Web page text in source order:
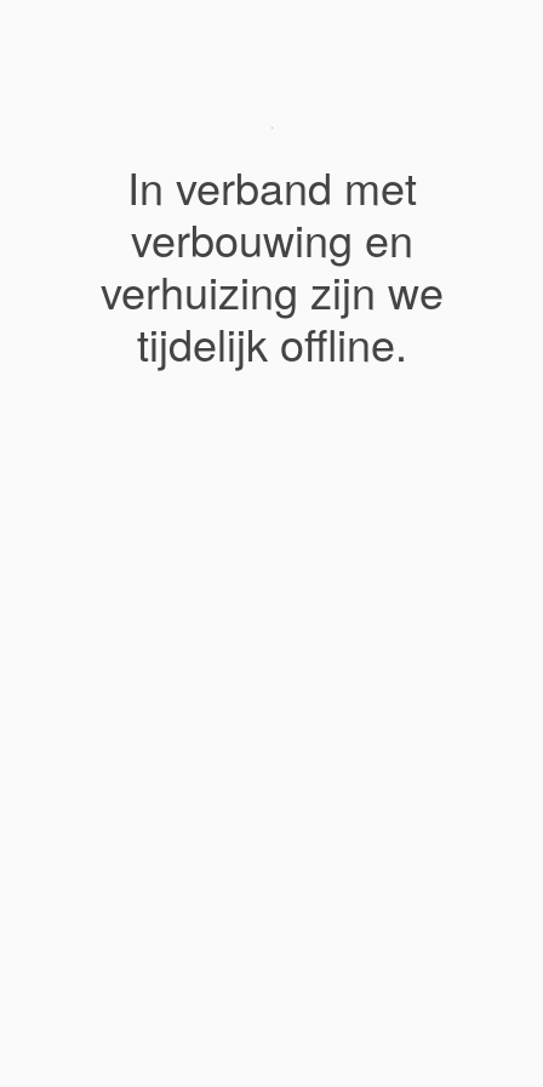
In verband met
verbouwing en
verhuizing zijn we
tijdelijk offline.